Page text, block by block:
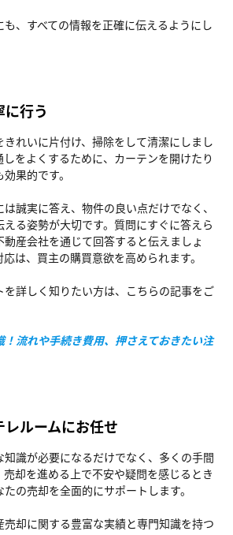
、すべての情報を正確に伝えるようにし
行う
れいに片付け、掃除をして清潔にしまし
しをよくするために、カーテンを開けたり
果的です。
誠実に答え、物件の良い点だけでなく、
る姿勢が大切です。質問にすぐに答えら
産会社を通じて回答すると伝えましょ
は、買主の購買意欲を高められます。
を詳しく知りたい方は、こちらの記事をご
流れや手続き費用、押さえておきたい注
ルームにお任せ
識が必要になるだけでなく、多くの手間
却を進める上で不安や疑問を感じるとき
の売却を全面的にサポートします。
却に関する豊富な実績と専門知識を持つ